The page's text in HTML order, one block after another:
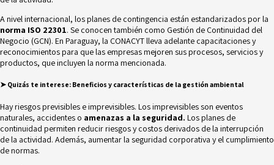
A nivel internacional, los planes de contingencia están estandarizados por la
norma ISO 22301. Se conocen también como Gestión de Continuidad del
Negocio (GCN). En Paraguay, la CONACYTlleva adelante capacitaciones y
reconocimientos para que las empresas mejoren sus procesos, servicios y
productos, que incluyen la norma mencionada.
➤ Quizás te interese: Beneficios y características de la gestión ambiental
Hay riesgos previsibles e imprevisibles. Los imprevisibles son eventos
naturales, accidentes o amenazas a la seguridad. Los planes de
continuidad permiten reducir riesgos y costos derivados de la interrupción
de la actividad. Además, aumentar la seguridad corporativa y el cumplimiento
de normas.